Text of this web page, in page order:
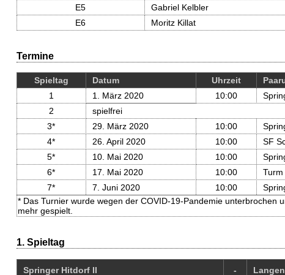
E5
Gabriel Kelbler
E6
Moritz Killat
Termine
Spieltag Datum Uhrzeit
1
1. März 2020 10:00
2
spielfrei
3*
29. März 2020 10:00
4*
26. April 2020 10:00
SF
5*
10. Mai 2020 10:00
6*
17. Mai 2020 10:00
7*
7. Juni 2020 10:00
* Das Turnier wurde wegen der COVID-19-Pandemie unterbrochen
mehr gespielt.
1. Spieltag
Springer Hitdorf II -